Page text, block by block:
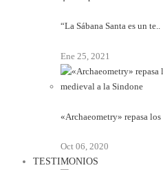
“La Sábana Santa es un te..
Ene 25, 2021
«Archaeometry» repasa los ..
Oct 06, 2020
TESTIMONIOS